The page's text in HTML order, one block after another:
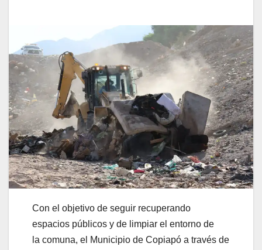
Con el objetivo de seguir recuperando
espacios públicos y de limpiar el entorno de
la comuna, el Municipio de Copiapó a través de